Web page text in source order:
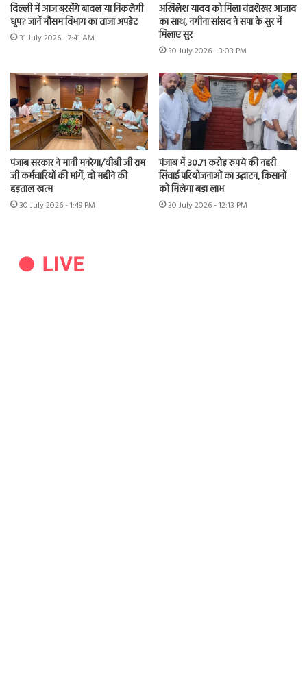
दिल्ली में आज बरसेंगे बादल या निकलेगी
धूप? जानें मौसम विभाग का ताजा अपडेट
31 July 2026 - 7:41 AM
अखिलेश यादव को मिला चंद्रशेखर आजाद
का साथ, नगीना सांसद ने सपा के सुर में
मिलाए सुर
30 July 2026 - 3:03 PM
पंजाब सरकार ने मानी मनरेगा/वीबी जी राम
जी कर्मचारियों की मांगें, दो महीने की
हड़ताल खत्म
30 July 2026 - 1:49 PM
पंजाब में 30.71 करोड़ रुपये की नहरी
सिंचाई परियोजनाओं का उद्घाटन, किसानों
को मिलेगा बड़ा लाभ
30 July 2026 - 12:13 PM